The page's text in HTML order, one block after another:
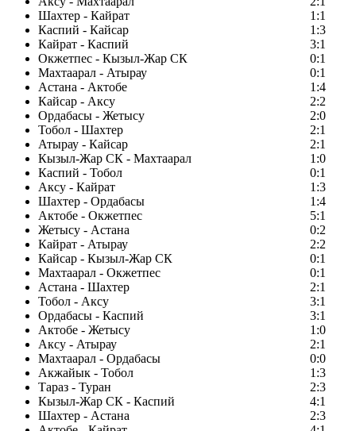
Шахтер - Кайрат
1:1
Каспий - Кайсар
1:3
Кайрат - Каспий
3:1
Окжетпес - Кызыл-Жар СК
0:1
Махтаарал - Атырау
0:1
Астана - Актобе
1:4
Кайсар - Аксу
2:2
Ордабасы - Жетысу
2:0
Тобол - Шахтер
2:1
Атырау - Кайсар
2:1
Кызыл-Жар СК - Махтаарал
1:0
Каспий - Тобол
0:1
Аксу - Кайрат
1:3
Шахтер - Ордабасы
1:4
Актобе - Окжетпес
5:1
Жетысу - Астана
0:2
Кайрат - Атырау
2:2
Кайсар - Кызыл-Жар СК
0:1
Махтаарал - Окжетпес
0:1
Астана - Шахтер
2:1
Тобол - Аксу
3:1
Ордабасы - Каспий
3:1
Актобе - Жетысу
1:0
Аксу - Атырау
2:1
Махтаарал - Ордабасы
0:0
Акжайык - Тобол
1:3
Тараз - Туран
2:3
Кызыл-Жар СК - Каспий
4:1
Шахтер - Астана
2:3